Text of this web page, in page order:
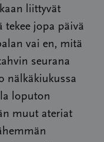
liittyvät
jopa päivä
vai en, mitä
seurana
nälkäkiukussa
loputon
muut ateriat